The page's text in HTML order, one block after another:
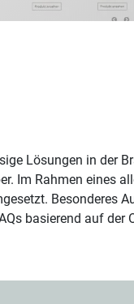
Lösungen in der
Im Rahmen eines
Besonderes
basierend auf der